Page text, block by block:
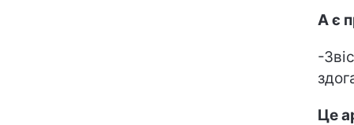
А є
-
Це